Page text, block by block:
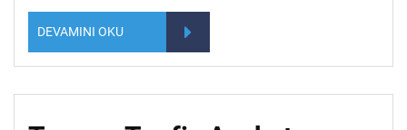
DEVAMINI OKU